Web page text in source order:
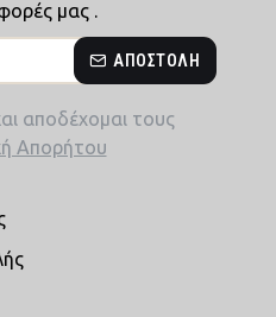
μας .
ΑΠΟΣΤΟΛΉ
αποδέχομαι τους
Απορήτου